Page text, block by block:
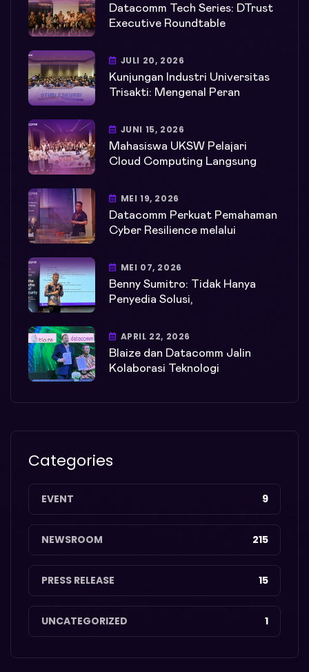
Datacomm Tech Series: DTrust
Executive Roundtable
JULI 20, 2026
Kunjungan Industri Universitas
Trisakti: Mengenal Peran
JUNI 15, 2026
Mahasiswa UKSW Pelajari
Cloud Computing Langsung
MEI 19, 2026
Datacomm Perkuat Pemahaman
Cyber Resilience melalui
MEI 07, 2026
Benny Sumitro: Tidak Hanya
Penyedia Solusi,
APRIL 22, 2026
Blaize dan Datacomm Jalin
Kolaborasi Teknologi
Categories
EVENT 9
NEWSROOM 215
PRESS RELEASE 15
UNCATEGORIZED 1